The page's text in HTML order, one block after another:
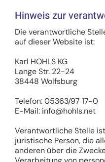
Hinweis zur
Die verantwortliche
auf dieser Website ist:
Karl HOHLS KG
Lange Str. 22-24
38448 Wolfsburg
Telefon: 05363/97 17-0
E-Mail: info@hohls.net
Verantwortliche Stelle
juristische Person, die
anderen über die